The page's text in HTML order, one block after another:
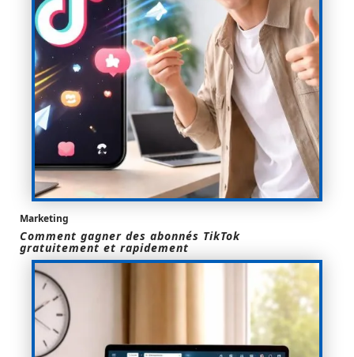
Marketing
Comment gagner des abonnés TikTok
gratuitement et rapidement